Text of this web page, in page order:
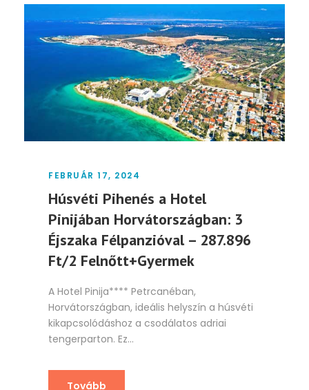
FEBRUÁR 17, 2024
Húsvéti Pihenés a Hotel
Pinijában Horvátországban: 3
Éjszaka Félpanzióval – 287.896
Ft/2 Felnőtt+Gyermek
A Hotel Pinija**** Petrcanéban,
Horvátországban, ideális helyszín a húsvéti
kikapcsolódáshoz a csodálatos adriai
tengerparton. Ez...
Tovább